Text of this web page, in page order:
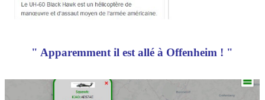
" Apparemment il est allé à Offenheim ! "